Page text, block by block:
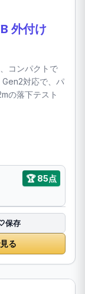
外付け
コンパクトで
Gen2対応で、パ
の落下テスト
🏆 85点
保存
る